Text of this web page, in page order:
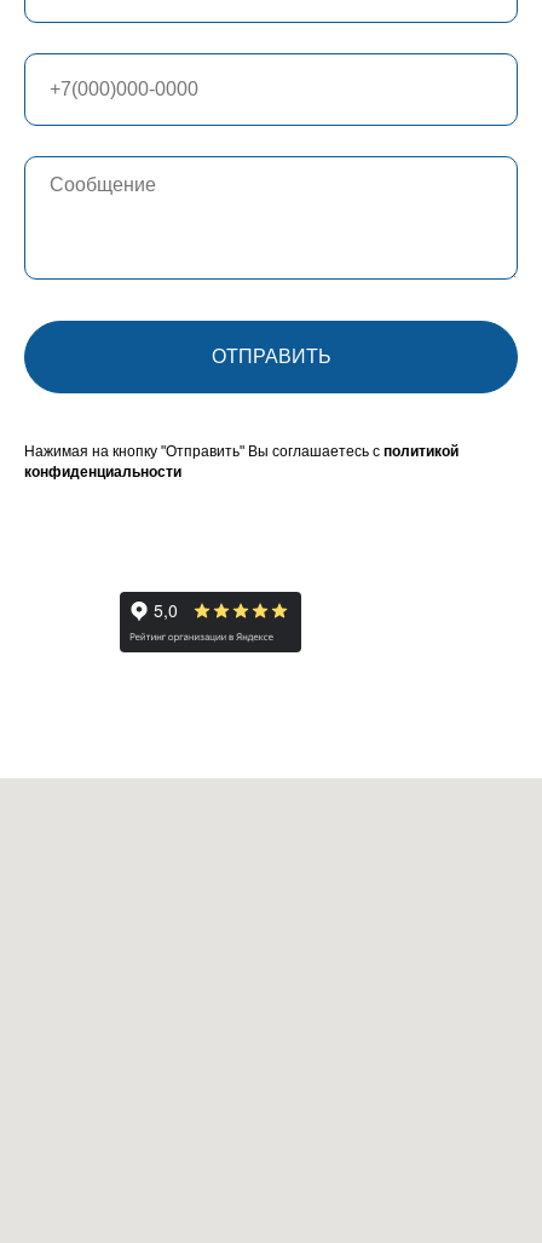
ОТПРАВИТЬ
Нажимая на кнопку "Отправить" Вы соглашаетесь с политикой
конфиденциальности